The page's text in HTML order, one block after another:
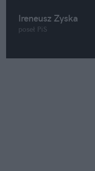
Ireneusz Zyska
poseł PiS